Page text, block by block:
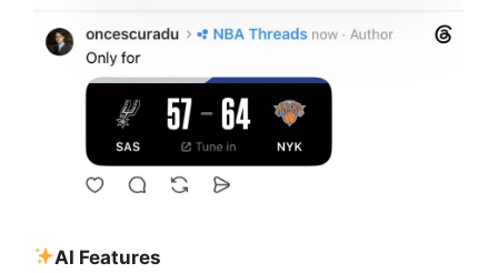
AI Features